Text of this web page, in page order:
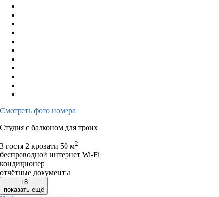
Смотреть фото номера
Студия с балконом для троих
3 гостя 2 кровати 50 м2
беспроводной интернет Wi-Fi
кондиционер
отчётные документы
+8
показать ещё